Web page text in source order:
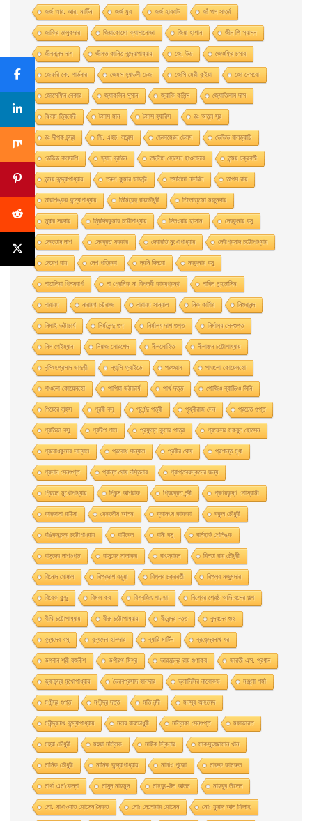
জর্জ আর. আর. মার্টিন জর্জ মুর জর্জ হারবাট জাঁ পল সার্ত্র
জাকির তালুকদার জিয়াকোমাে ক্যাসানােভা জিয়া হাশান জীন পি স্যাসন
জীবনানন্দ দাশ জীমত কান্তি বন্দ্যোপাধ্যায় জে. উড জেওফ্রি চসার
জেফরি কে. গার্ডনার জেমস হ্যাডলী চেজ জেসি মেরী কুইয়া জো নেসবো
জোসেফিন বেকার জ্যাকলিন সুসান জ্যাকি কলিন্স জ্যোতিলাল দাস
ঝিলম ত্রিবেদী টমাস মান টমাস হ্যারিস ডঃ অতুল সুর
ডঃ দীপক চন্দ্র ডি. এইচ. লরেন্স ডেকামেরন টেলস ডেভিড বালড্যাচি
ডেভিড বালদাশি ড্যান ব্রাউন তছলিম হোসেন হাওলাদার তন্ময় চক্রবর্তী
তন্ময় বন্দ্যোপাধ্যায় তরুণ কুমার ভাদুড়ী তসলিমা নাসরিন তাপস রায়
তারাশঙ্কর বন্দ্যোপাধ্যায় তিমিরেন্দু রায়চৌধুরী তিলোত্তমা মজুমদার
তুষার সরদার ত্রিদিবকুমার চট্টোপাধ্যায় দিলওয়ার হাসান দেবকুমার বসু
দেবতোষ দাশ দেবব্রত সরকার দেবারতি মুখােপাধ্যায় দেবীপ্রসাদ চট্টোপাধ্যায়
দেবেশ রায় দেশ পত্রিকা দ্যনি দিদরো নবকুমার বসু
নাতালিয়া গিনসবার্গ না প্রেমিক না বিপ্লবী কাব্যগ্রন্থ নাবিল মুহতাসিম
নারায়ণ নারায়ণ চট্টরাজ নারায়ণ সান্যাল নিক কার্টার নিগুরানন্দ
নিমাই ভট্টাচার্য নির্মলেন্দু গুণ নির্মাল্য দাশ গুপ্ত নির্মাল্য সেনগুপ্ত
নিল গেইম্যান নিয়াজ মোরশেদ নীললােহিত নীলাঞ্জন চট্টোপাধ্যায়
নৃসিংহপ্রসাদ ভাদুড়ী ন্যান্সি ফ্রাইডে পরশুরাম পাওলাে কোয়েলহাে
পাওলাে কোয়েলহো পাপিয়া ভট্টাচার্য পার্থ দত্ত পােজিও ব্রাচ্চিও লিনি
পিয়েরে লুইস পূরবী বসু পূর্ণেন্দু পত্রী পৃথ্বীরাজ সেন প্রচেত গুপ্ত
প্রতিভা বসু প্রদীপ পাল প্রফুল্ল কুমার পাত্র প্রফেসর মকবুল হােসেন
প্রবােধকুমার সান্যাল প্রবােধ সান্যাল প্রবীর ঘােষ প্রশান্ত মৃধা
প্রসাদ সেনগুপ্ত প্রান্ত ঘোষ দস্তিদার প্রাপ্তবয়স্কদের জন্য
প্রিতম মুখোপাধ্যায় প্রিন্স আশরাফ প্রিয়ব্রত নন্দী প্ৰণয়কৃষ্ণ গোস্বামী
ফারজানা রাইসা ফেরদৌস আলম ফ্রানৎস কাফকা বকুল চৌধুরী
বঙ্কিমচন্দ্র চট্টোপাধ্যায় বাইবেল বানী বসু বার্নহার্ড শেলিঙ্ক
বাসুদেব দাশগুপ্ত বাসুবেদ মালাকর বাৎস্যায়ন বিনতা রায় চৌধুরী
বিনোদ ঘোষাল বিপ্রদাশ বড়ুয়া বিপ্লব চক্রবর্তী বিপ্লব মজুমদার
বিবেক কুন্ডু বিমল কর বিশ্বজিৎ পাণ্ডা বিশ্বের শ্রেষ্ঠ আদি-রসের গল্প
বীথি চট্টোপাধ্যায় বীরু চট্টোপাধ্যায় বীরেন্দ্র দত্ত বুদ্ধদেব গুহ
বুদ্ধদেব বসু বুদ্ধদেব হালদার ব্যারি মার্টিন ব্রজেন্দ্রনাথ ধর
ভগবান শ্রী রজনীশ ভগীরথ মিশ্র ভারতচন্দ্র রায় গুণাকর ভারতী এস. প্রধান
ভুবনচন্দ্র মুখোপাধ্যায় ভৈরবপ্রসাদ হালদার ভ্লাদিমির নাবোকভ মঞ্জুলা শর্মা
মণীন্দ্র গুপ্ত মণীন্দ্র দত্ত মতি নন্দী মনসুর আহমেদ
মনীন্দ্রনাথ বন্দ্যোপাধ্যায় মলয় রায়চৌধুরী মল্লিকা সেনগুপ্ত মহাভারত
মহুয়া চৌধুরী মহুয়া মল্লিক মাইক স্কিনার মাকসুদুজ্জামান খান
মানিক চৌধুরী মানিক বন্দ্যোপাধ্যায় মারিও পুজো মারুফ কামরুল
মার্থা এম'কেন্না মাসুদ মাহমুদ মাহবুব-উল আলম মাহবুব লীলেন
মাে. সাখাওয়াত হােসেন সৈকত মােঃ দেলােয়ার হােসেন মােঃ ফুয়াদ আল ফিদাহ